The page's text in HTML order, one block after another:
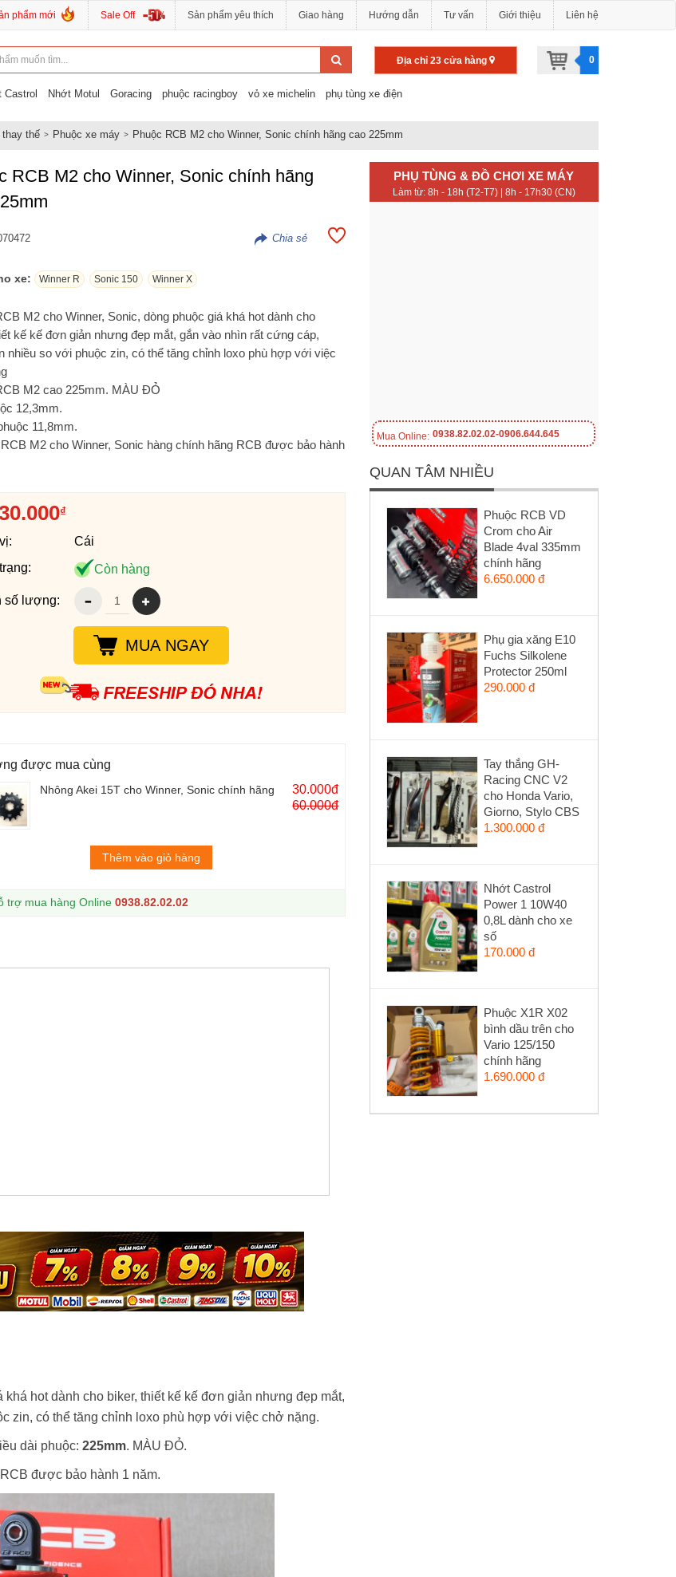
phẩm mới Sale Off Sản phẩm yêu thích Giao hàng Hướng dẫn Tư vấn Giới thiệu Liên hệ
Castrol Nhớt Motul Goracing phuộc racingboy vỏ xe michelin phụ tùng xe điện
Địa chỉ 23 cửa hàng 0
thay thế Phuộc xe máy Phuộc RCB M2 cho Winner, Sonic chính hãng cao 225mm
RCB M2 cho Winner, Sonic chính hãng
xe: Winner R Sonic 150 Winner X
M2 cho Winner, Sonic, dòng phuộc giá khá hot dành cho
kế kế đơn giản nhưng đẹp mắt, gắn vào nhìn rất cứng cáp,
nhiều so với phuộc zin, có thể tăng chỉnh loxo phù hợp với việc
M2 cao 225mm. MÀU ĐỎ
12,3mm.
11,8mm.
M2 cho Winner, Sonic hàng chính hãng RCB được bảo hành
₫
Cái
Còn hàng
số lượng:
MUA NGAY
được mua cùng
Nhông Akei 15T cho Winner, Sonic chính hãng
30.000đ
60.000đ
Thêm vào giỏ hàng
trợ mua hàng Online 0938.82.02.02
khá hot dành cho biker, thiết kế kế đơn giản nhưng đẹp mắt,
zin, có thể tăng chỉnh loxo phù hợp với việc chở nặng.
dài phuộc: 225mm. MÀU ĐỎ.
được bảo hành 1 năm.
PHỤ TÙNG & ĐỒ CHƠI XE MÁY
Làm từ: 8h - 18h (T2-T7) | 8h - 17h30 (CN)
Mua Online: 0938.82.02.02-0906.644.645
QUAN TÂM NHIỀU
Phuộc RCB VD
Crom cho Air
Blade 4val 335mm
chính hãng
6.650.000 đ
Phụ gia xăng E10
Fuchs Silkolene
Protector 250ml
290.000 đ
Tay thắng GH-
Racing CNC V2
cho Honda Vario,
Giorno, Stylo CBS
1.300.000 đ
Nhớt Castrol
Power 1 10W40
0,8L dành cho xe
số
170.000 đ
Phuộc X1R X02
bình dầu trên cho
Vario 125/150
chính hãng
1.690.000 đ